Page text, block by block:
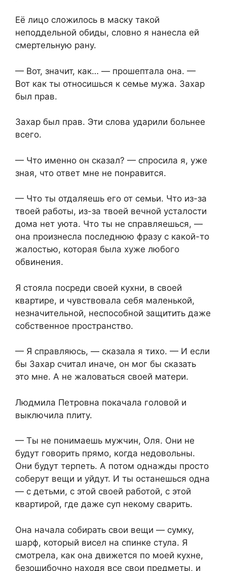
Её лицо сложилось в маску такой
неподдельной обиды, словно я нанесла ей
смертельную рану.
— Вот, значит, как… — прошептала она. —
Вот как ты относишься к семье мужа. Захар
был прав.
Захар был прав. Эти слова ударили больнее
всего.
— Что именно он сказал? — спросила я, уже
зная, что ответ мне не понравится.
— Что ты отдаляешь его от семьи. Что из-за
твоей работы, из-за твоей вечной усталости
дома нет уюта. Что ты не справляешься, —
она произнесла последнюю фразу с какой-то
жалостью, которая была хуже любого
обвинения.
Я стояла посреди своей кухни, в своей
квартире, и чувствовала себя маленькой,
незначительной, неспособной защитить даже
собственное пространство.
— Я справляюсь, — сказала я тихо. — И если
бы Захар считал иначе, он мог бы сказать
это мне. А не жаловаться своей матери.
Людмила Петровна покачала головой и
выключила плиту.
— Ты не понимаешь мужчин, Оля. Они не
будут говорить прямо, когда недовольны.
Они будут терпеть. А потом однажды просто
соберут вещи и уйдут. И ты останешься одна
— с детьми, с этой своей работой, с этой
квартирой, где даже суп некому сварить.
Она начала собирать свои вещи — сумку,
шарф, который висел на спинке стула. Я
смотрела, как она движется по моей кухне,
безошибочно находя все свои предметы, и